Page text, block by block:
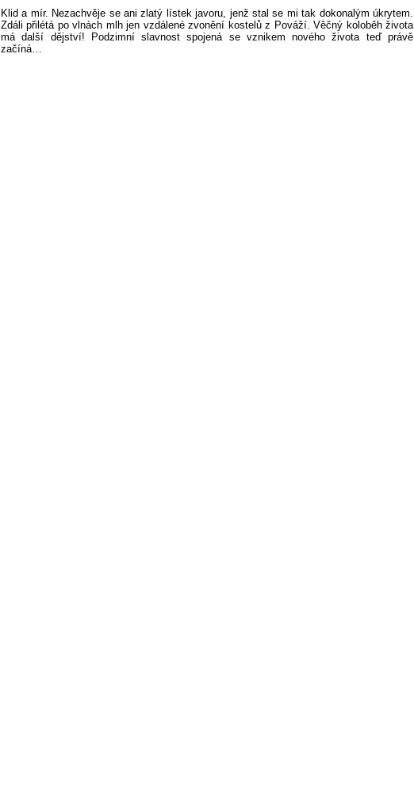
Klid a mír. Nezachvěje se ani zlatý lístek javoru, jenž stal se mi tak dokonalým úkrytem.
Zdáli přilétá po vlnách mlh jen vzdálené zvonění kostelů z Pováží. Věčný koloběh života
má další dějství! Podzimní slavnost spojená se vznikem nového života teď právě
začíná…